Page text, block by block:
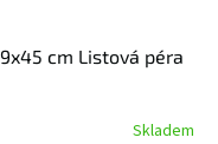
cm Listová péra
Skladem